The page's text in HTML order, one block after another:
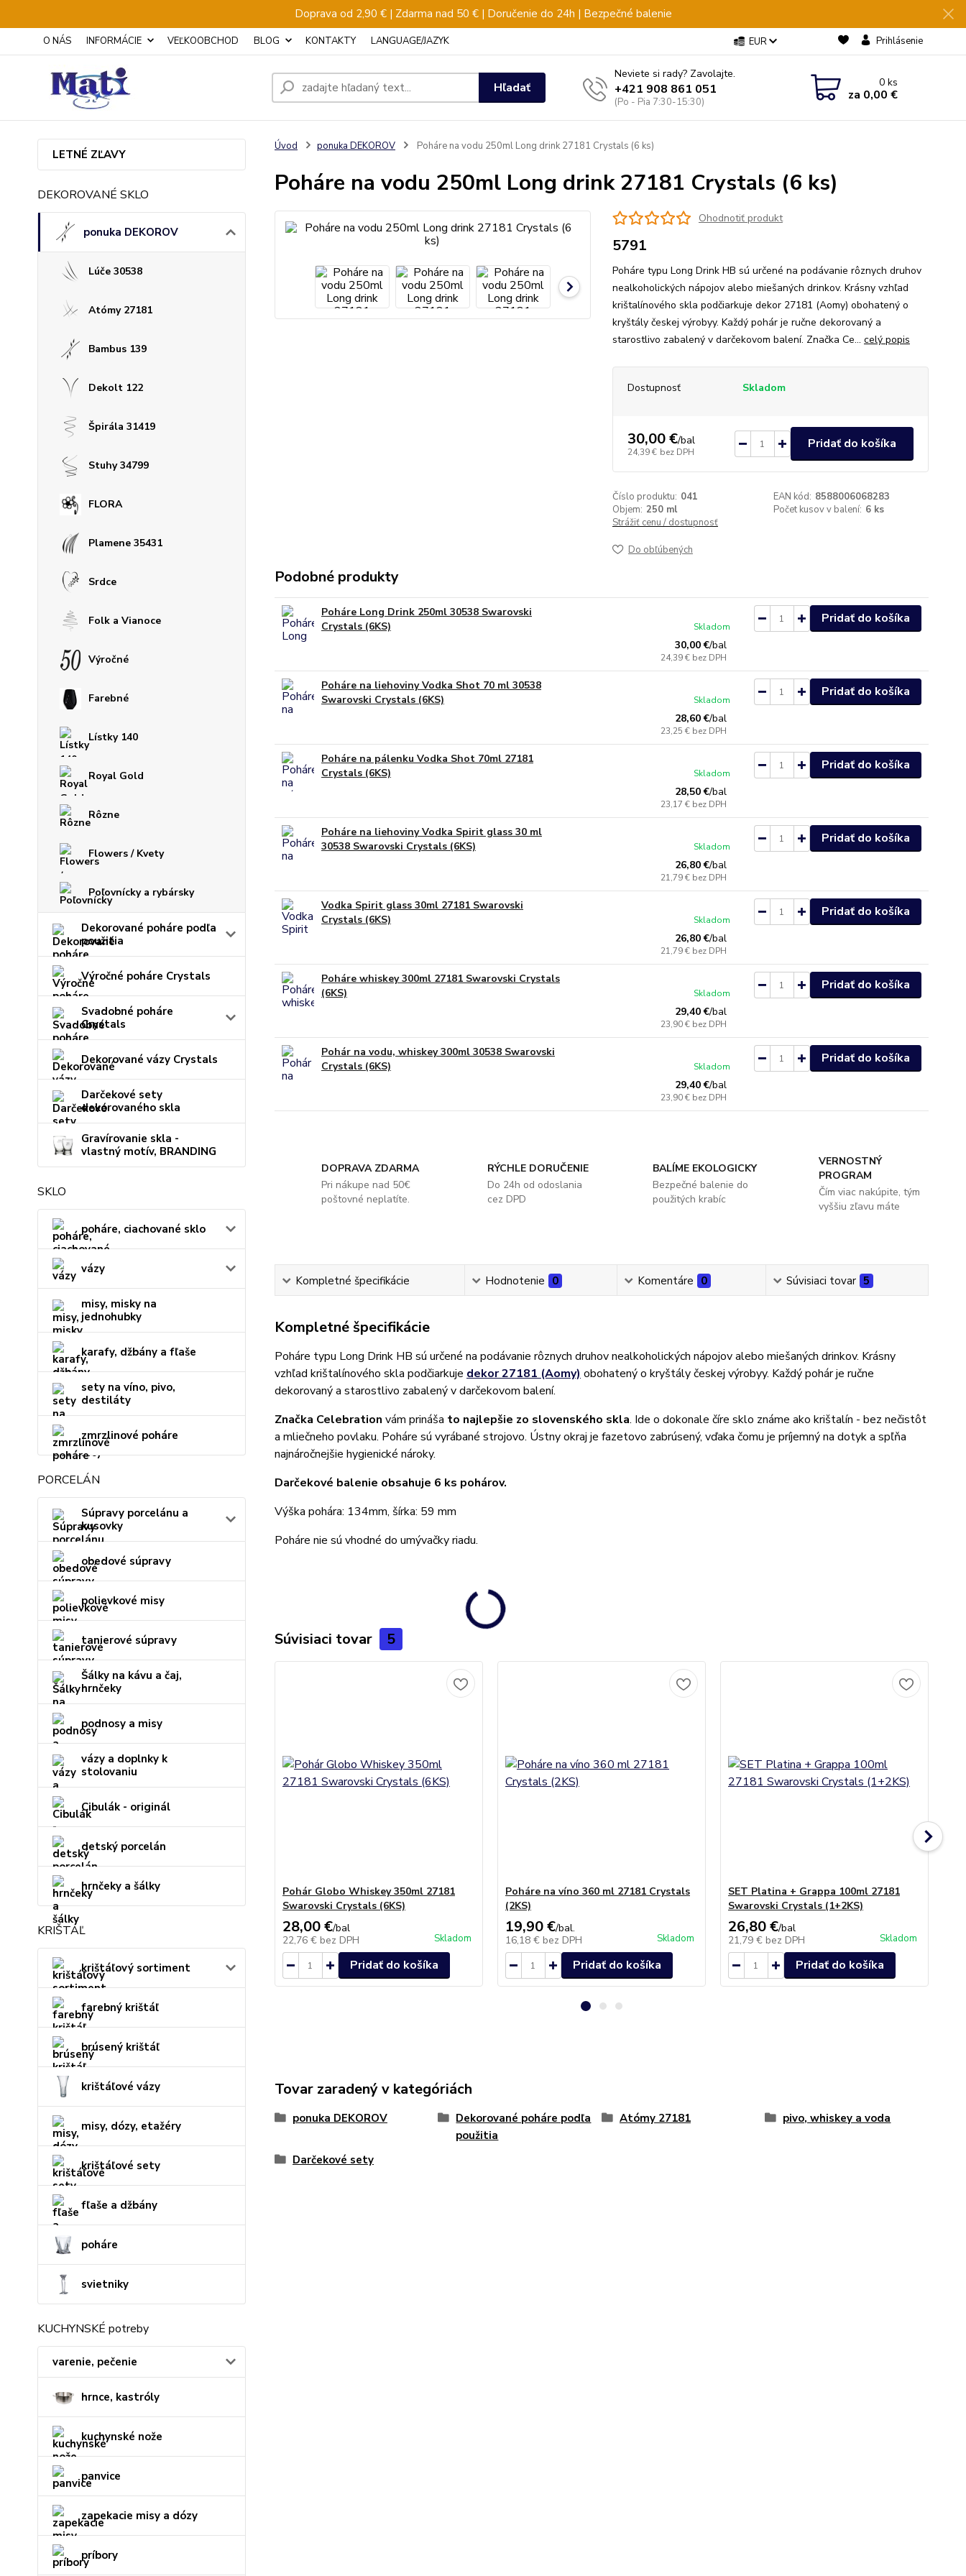
Doprava od 2,90 € | Zdarma nad 50 € | Doručenie do 24h | Bezpečné balenie
O NÁS INFORMÁCIE VEĽKOOBCHOD BLOG KONTAKTY LANGUAGE/JAZYK EUR Prihlásenie
Hľadať
Neviete si rady? Zavolajte.
+421 908 861 051
(Po - Pia 7:30-15:30)
0ks
za 0,00 €
LETNÉ ZĽAVY
DEKOROVANÉ SKLO
ponuka DEKOROV
Lúče 30538
Atómy 27181
Bambus 139
Dekolt 122
Špirála 31419
Stuhy 34799
FLORA
Plamene 35431
Srdce
Folk a Vianoce
Výročné
Farebné
Lístky 140
Royal Gold
Rôzne
Flowers / Kvety
Poľovnícky a rybársky
Dekorované poháre podľa
použitia
Výročné poháre Crystals
Svadobné poháre
Crystals
Dekorované vázy Crystals
Darčekové sety
dekorovaného skla
Gravírovanie skla -
vlastný motív, BRANDING
SKLO
poháre, ciachované sklo
vázy
misy, misky na
jednohubky
karafy, džbány a fľaše
sety na víno, pivo,
destiláty
zmrzlinové poháre
PORCELÁN
Súpravy porcelánu a
kusovky
obedové súpravy
polievkové misy
tanierové súpravy
Šálky na kávu a čaj,
hrnčeky
podnosy a misy
vázy a doplnky k
stolovaniu
Cibulák - originál
detský porcelán
hrnčeky a šálky
KRIŠTÁĽ
krištáľový sortiment
farebný krištáľ
brúsený krištáľ
krištáľové vázy
misy, dózy, etažéry
krištáľové sety
fľaše a džbány
poháre
svietniky
KUCHYNSKÉ potreby
varenie, pečenie
hrnce, kastróly
kuchynské nože
panvice
zapekacie misy a dózy
príbory
Úvod ponuka DEKOROV Poháre na vodu 250ml Long drink 27181 Crystals (6 ks)
Poháre na vodu 250ml Long drink 27181 Crystals (6 ks)
Ohodnotiť produkt
5791
Poháre typu Long Drink HB sú určené na podávanie rôznych druhov
nealkoholických nápojov alebo miešaných drinkov. Krásny vzhľad
krištalínového skla podčiarkuje dekor 27181 (Aomy) obohatený o
kryštály českej výrobyy. Každý pohár je ručne dekorovaný a
starostlivo zabalený v darčekovom balení. Značka Ce... celý popis
Dostupnosť Skladom
30,00 €/bal
24,39 € bez DPH
Pridať do košíka
Číslo produktu: 041 EAN kód: 8588006068283
Objem: 250 ml Počet kusov v balení: 6 ks
Strážiť cenu / dostupnosť
Do obľúbených
Podobné produkty
Poháre Long Drink 250ml 30538 Swarovski
Crystals (6KS)
30,00 €/bal
24,39 € bez DPH
Skladom
Pridať do košíka
Poháre na liehoviny Vodka Shot 70 ml 30538
Swarovski Crystals (6KS)
28,60 €/bal
23,25 € bez DPH
Skladom
Pridať do košíka
Poháre na pálenku Vodka Shot 70ml 27181
Crystals (6KS)
28,50 €/bal
23,17 € bez DPH
Skladom
Pridať do košíka
Poháre na liehoviny Vodka Spirit glass 30 ml
30538 Swarovski Crystals (6KS)
26,80 €/bal
21,79 € bez DPH
Skladom
Pridať do košíka
Vodka Spirit glass 30ml 27181 Swarovski
Crystals (6KS)
26,80 €/bal
21,79 € bez DPH
Skladom
Pridať do košíka
Poháre whiskey 300ml 27181 Swarovski Crystals
(6KS)
29,40 €/bal
23,90 € bez DPH
Skladom
Pridať do košíka
Pohár na vodu, whiskey 300ml 30538 Swarovski
Crystals (6KS)
29,40 €/bal
23,90 € bez DPH
Skladom
Pridať do košíka
DOPRAVA ZDARMA
Pri nákupe nad 50€
poštovné neplatíte.
RÝCHLE DORUČENIE
Do 24h od odoslania
cez DPD
BALÍME EKOLOGICKY
Bezpečné balenie do
použitých krabíc
VERNOSTNÝ
PROGRAM
Čím viac nakúpite, tým
vyššiu zľavu máte
Kompletné špecifikácie Hodnotenie 0 Komentáre 0 Súvisiaci tovar 5
Kompletné špecifikácie
Poháre typu Long Drink HB sú určené na podávanie rôznych druhov nealkoholických nápojov alebo miešaných drinkov. Krásny
vzhľad krištalínového skla podčiarkuje dekor 27181 (Aomy) obohatený o kryštály českej výrobyy. Každý pohár je ručne
dekorovaný a starostlivo zabalený v darčekovom balení.
Značka Celebration vám prináša to najlepšie zo slovenského skla. Ide o dokonale číre sklo známe ako krištalín - bez nečistôt
a mliečneho povlaku. Poháre sú vyrábané strojovo. Ústny okraj je fazetovo zabrúsený, vďaka čomu je príjemný na dotyk a spľňa
najnáročnejšie hygienické nároky.
Darčekové balenie obsahuje 6 ks pohárov.
Výška pohára: 134mm, šírka: 59 mm
Poháre nie sú vhodné do umývačky riadu.
Súvisiaci tovar 5
Pohár Globo Whiskey 350ml 27181
Swarovski Crystals (6KS)
28,00 €/bal
22,76 € bez DPH Skladom
Pridať do košíka
Poháre na víno 360 ml 27181 Crystals
(2KS)
19,90 €/bal.
16,18 € bez DPH Skladom
Pridať do košíka
SET Platina + Grappa 100ml 27181
Swarovski Crystals (1+2KS)
26,80 €/bal
21,79 € bez DPH Skladom
Pridať do košíka
Tovar zaradený v kategóriách
ponuka DEKOROV
Dekorované poháre podľa
použitia
Atómy 27181 pivo, whiskey a voda
Darčekové sety